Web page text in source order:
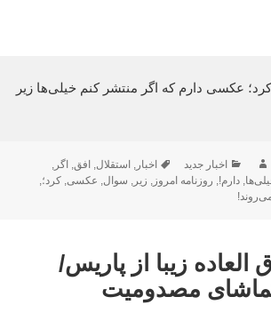
عکسی دارم که اگر منتشر کنم خیلی‌ها زیر
نویسندهدسته‌ها
اخبار جدید برچسب‌ها
اخبار, استقلال, افق, اگر,
,دارم!, روزنامه امروز, زیر, سوال, عکسی,کرد؛,
زیبا از پاریس/
مصدومیت